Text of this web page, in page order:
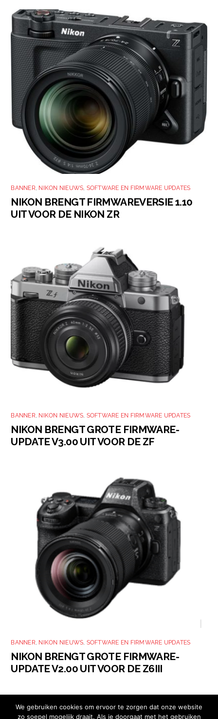
BANNER, NIKON NIEUWS, SOFTWARE EN FIRMWARE UPDATES
NIKON BRENGT FIRMWAREVERSIE 1.10
UIT VOOR DE NIKON ZR
BANNER, NIKON NIEUWS, SOFTWARE EN FIRMWARE UPDATES
NIKON BRENGT GROTE FIRMWARE-
UPDATE V3.00 UIT VOOR DE ZF
BANNER, NIKON NIEUWS, SOFTWARE EN FIRMWARE UPDATES
NIKON BRENGT GROTE FIRMWARE-
UPDATE V2.00 UIT VOOR DE Z6III
We gebruiken cookies om ervoor te zorgen dat onze website
zo soepel mogelijk draait. Als je doorgaat met het gebruiken